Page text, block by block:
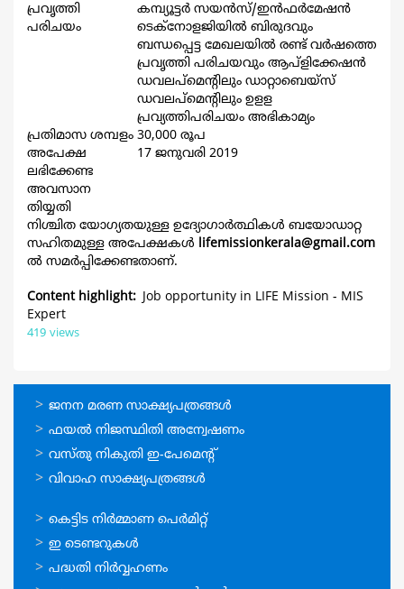
പ്രവൃത്തി
പരിചയം
കമ്പ്യൂട്ടര്‍ സയന്‍സ്/ഇന്‍ഫര്‍മേഷന്‍
ടെക്നോളജിയില്‍ ബിരുദവും
ബന്ധപ്പെട്ട മേഖലയില്‍ രണ്ട് വര്‍ഷത്തെ
പ്രവൃത്തി പരിചയവും ആപ്ളിക്കേഷന്‍
ഡവലപ്മെന്‍റിലും ഡാറ്റാബെയ്സ്
ഡവലപ്മെന്‍റിലും ഉളള
പ്രവ്യത്തിപരിചയം അഭികാമ്യം
പ്രതിമാസ ശമ്പളം 30,000 രൂപ
അപേക്ഷ
ലഭിക്കേണ്ട
അവസാന
തിയ്യതി
17 ജനുവരി 2019
നിശ്ചിത യോഗ്യതയുള്ള ഉദ്യോഗാര്‍ത്ഥികള്‍ ബയോഡാറ്റ
സഹിതമുള്ള അപേക്ഷകള്‍ lifemissionkerala@gmail.com
ല്‍ സമര്‍പ്പിക്കേണ്ടതാണ്.
Content highlight
Job opportunity in LIFE Mission - MIS
Expert
419 views
ഓണ്‍ലൈന്‍
സേവനങ്ങള്‍
ജനന മരണ സാക്ഷ്യപത്രങ്ങള്‍
ഫയല്‍ നിജസ്ഥിതി അന്വേഷണം
വസ്തു നികുതി ഇ-പേമെന്റ്
വിവാഹ സാക്ഷ്യപത്രങ്ങള്‍
ഓണ്‍ലൈന്‍
സേവനങ്ങള്‍
കെട്ടിട നിര്‍മ്മാണ പെര്‍മിറ്റ്‌
ഇ ടെണ്ടറുകള്‍
പദ്ധതി നിര്‍വ്വഹണം